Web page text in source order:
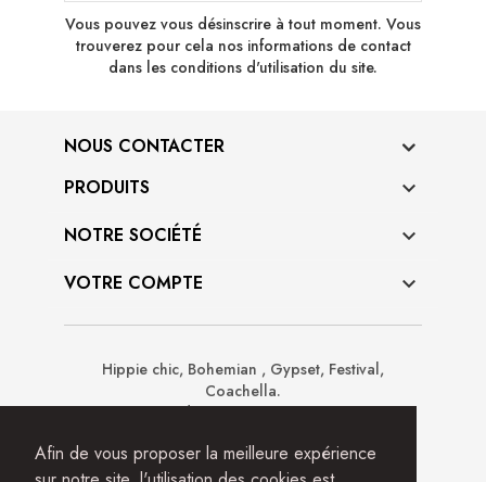
Afin de vous proposer la meilleure expérience
Vous pouvez vous désinscrire à tout moment. Vous
trouverez pour cela nos informations de contact
dans les conditions d'utilisation du site.
NOUS CONTACTER
PRODUITS

NOTRE SOCIÉTÉ 
VOTRE COMPTE 
Hippie chic, Bohemian , Gypset, Festival,
Coachella.
Prêt à porter de créateurs, accessoires, sacs,